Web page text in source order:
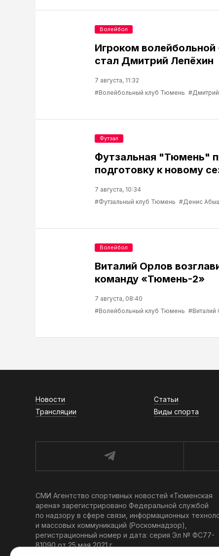
Игроком
стал Дмитрий Лепёхин
7 августа, 11:32
#Волейбольный клуб Тюмень
Волейбол
Футзальная "Тюмень"
подготовку к новому
7 августа, 10:34
#Футзальный клуб Тюмень #Денис
Футзал
Виталий Орлов
команду «Тюмень-2»
7 августа, 08:40
#Волейбольный клуб Тюмень #Виталий
Волейбол
Новости Статьи
Трансляции
Виды спорта
СМИ Агентство спортивных новостей «Тюменская
арена» зарегистрировано Федеральной службой
по надзору в сфере связи, информационных
и массовых коммуникаций (Роскомнадзор),
регистрационный номер и дата: серия Эл № ФС77-
81090 от 25 мая 2021 г.